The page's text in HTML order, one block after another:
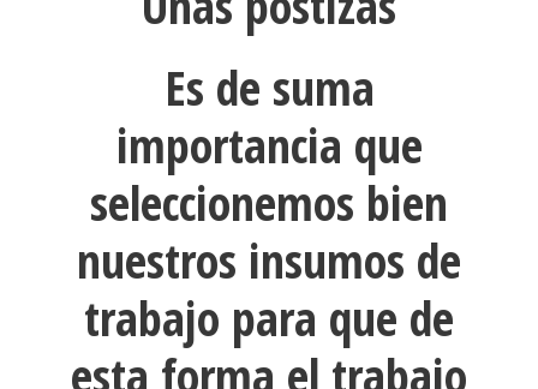
Es de suma
importancia que
seleccionemos bien
nuestros insumos de
trabajo para que de
esta forma el trabajo